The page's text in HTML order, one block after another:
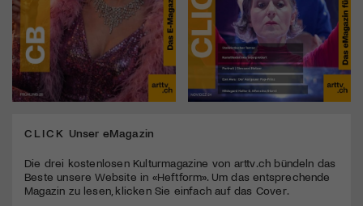
CLICK Unser eMagazin
Die drei kostenlosen Kulturmagazine von arttv.ch bündeln das
Beste unsere Website in «Heftform». Um das entsprechende
Magazin zu lesen, klicken Sie einfach auf das Cover.